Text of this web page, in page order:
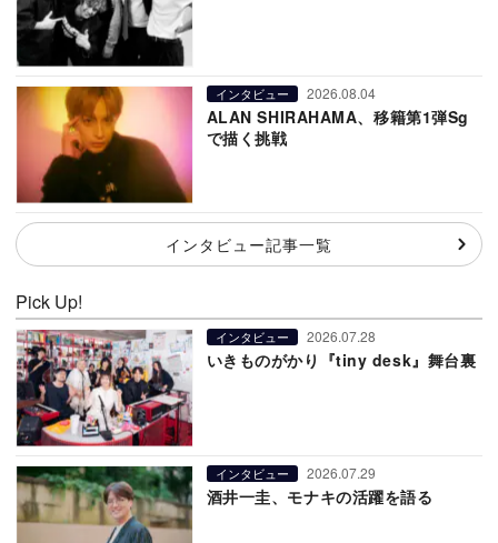
インタビュー 2026.08.04
ALAN SHIRAHAMA、移籍第1弾Sg
で描く挑戦
インタビュー記事一覧
Pick Up!
インタビュー 2026.07.28
いきものがかり『tiny desk』舞台裏
インタビュー 2026.07.29
酒井一圭、モナキの活躍を語る